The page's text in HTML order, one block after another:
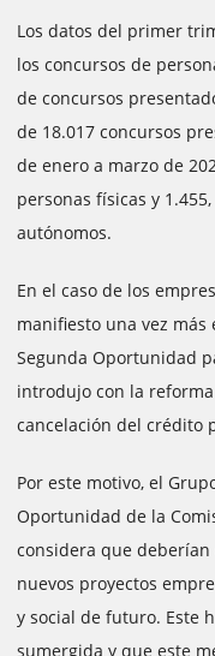
Los datos del primer
los concursos de
de concursos
de 18.017 concursos
de enero a marzo de
personas físicas y
autónomos.
En el caso de los
manifiesto una vez más
Segunda Oportunidad
introdujo con la
cancelación del crédito
Por este motivo, el
Oportunidad de la
considera que
nuevos proyectos
y social de futuro. Este
sumergida y que este